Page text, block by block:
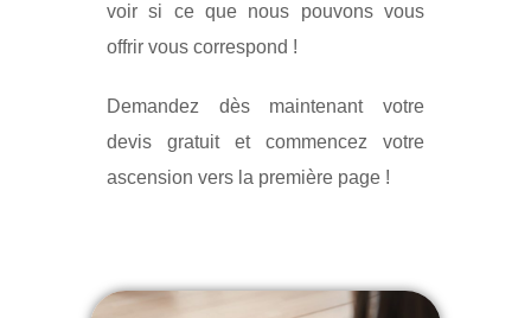
voir si ce que nous pouvons vous
offrir vous correspond !
Demandez dès maintenant votre
devis gratuit et commencez votre
ascension vers la première page !